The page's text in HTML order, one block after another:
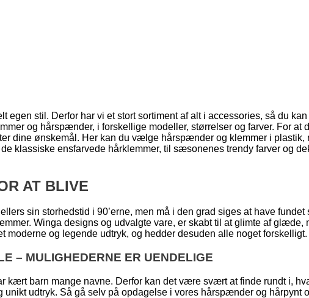
stil. Derfor har vi et stort sortiment af alt i accessories, så du
og hårspænder, i forskellige modeller, størrelser og farver. For at
dine ønskemål. Her kan du vælge hårspænder og klemmer i plastik,
klassiske ensfarvede hårklemmer, til sæsonenes trendy farver og
AT BLIVE
sin storhedstid i 90’erne, men må i den grad siges at have
Winga designs og udvalgte vare, er skabt til at glimte af glæde,
og legende udtryk, og hedder desuden alle noget forskelligt.
– MULIGHEDERNE ER UENDELIGE
kært barn mange navne. Derfor kan det være svært at finde rundt i,
udtryk. Så gå selv på opdagelse i vores hårspænder og hårpynt